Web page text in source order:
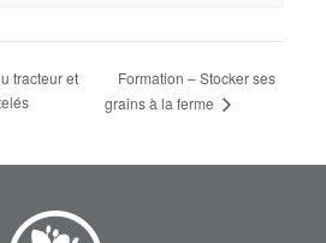
tracteur et
Formation – Stocker ses
grains à la ferme